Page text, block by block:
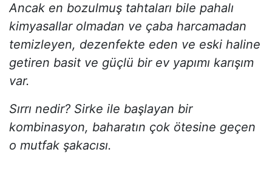
Ancak en bozulmuş tahtaları bile pahalı
kimyasallar olmadan ve çaba harcamadan
temizleyen, dezenfekte eden ve eski haline
getiren basit ve güçlü bir ev yapımı karışım
var.
Sırrı nedir? Sirke ile başlayan bir
kombinasyon, baharatın çok ötesine geçen
o mutfak şakacısı.